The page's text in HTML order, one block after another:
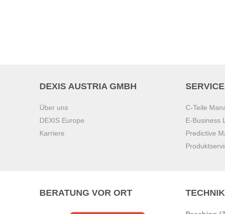
DEXIS AUSTRIA GMBH
Über uns
DEXIS Europe
Karriere
C-Teile
E-Business
Predictive
BERATUNG VOR ORT